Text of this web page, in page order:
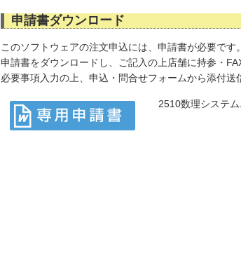
申請書ダウンロード
このソフトウェアの注文申込には、申請書が必要です。
申請書をダウンロードし、ご記入の上店舗に持参・
必要事項入力の上、申込・問合せフォームから添付送
2510数理システ